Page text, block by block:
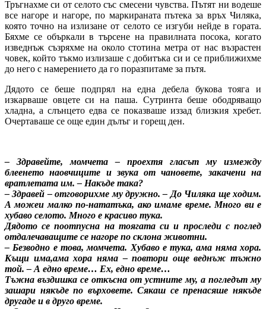
Тръгнахме си от селото със смесени чувства. Пътят ни водеше
все нагоре и нагоре, по маркираната пътека за връх Чиляка,
която точно на излизане от селото се изгуби нейде в гората.
Бяхме се объркали в търсене на правилната посока, когато
изведнъж съзряхме на около стотина метра от нас възрастен
човек, който тъкмо излизаше с добитъка си и се приближихме
до него с намерението да го поразпитаме за пътя.
Дядото се беше подпрял на една дебела букова тояга и
изкарваше овцете си на паша. Сутринта беше ободряващо
хладна, а слънцето едва се показваше иззад близкия хребет.
Очертаваше се още един дълъг и горещ ден.
– Здравейте, момчета – проехтя гласът му измежду
блеенето наовчиците и звука от чановете, закачени на
вратлетата им. – Накъде така?
– Здравей – отговорихме му дружно. – До Чиляка ще ходим.
А можеи малко по-нататъка, ако имаме време. Много ви е
хубаво селото. Много е красиво тука.
Дядото се поотпусна на тоягата си и проследи с поглед
отдалечаващите се нагоре по склона животни.
– Безводно е това, момчета. Хубаво е тука, ама няма хора.
Къщи има,ама хора няма – повтори още веднъж тъжно
той. – А едно време… Ех, едно време…
Тъжна въздишка се откъсна от устните му, а погледът му
зашари някъде по върховете. Сякаш се пренасяше някъде
другаде и в друго време.